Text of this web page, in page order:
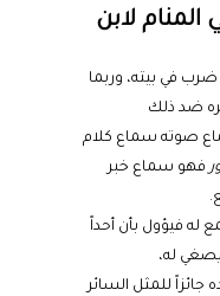
لابن
في بيته، وربما
ضد ذلك
صوته سماع كلام
فهو سماع خبر
له فيؤول بأن أحداً
له،
للمثل السائر